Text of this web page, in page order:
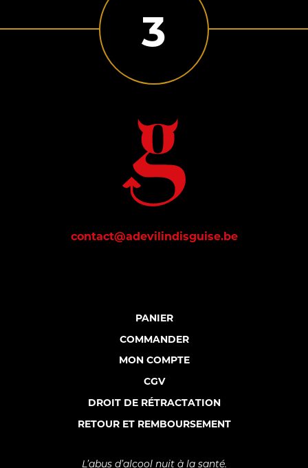
3
contact@adevilindisguise.be
PANIER
COMMANDER
MON COMPTE
CGV
DROIT DE RÉTRACTATION
RETOUR ET REMBOURSEMENT
L’abus d’alcool nuit à la santé.